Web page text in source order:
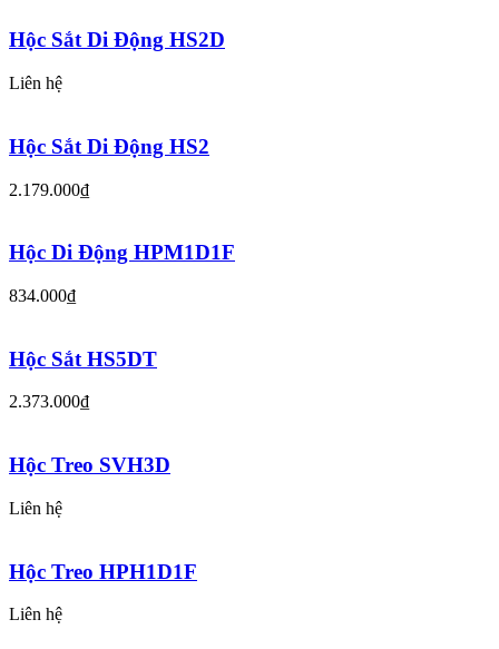
Hộc Sắt Di Động HS2D
Liên hệ
Hộc Sắt Di Động HS2
2.179.000₫
Hộc Di Động HPM1D1F
834.000₫
Hộc Sắt HS5DT
2.373.000₫
Hộc Treo SVH3D
Liên hệ
Hộc Treo HPH1D1F
Liên hệ